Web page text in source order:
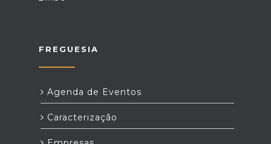
FREGUESIA
Agenda de Eventos
Caracterização